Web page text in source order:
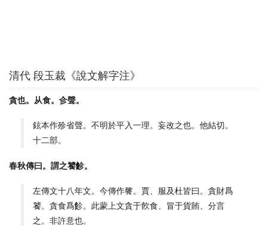
清代 段玉裁《說文解字注》
貪也。从食。㐱聲。
鉉本作殄省聲。不明於平入一理。妄改之也。他結切。
十二部。
春秋傳曰。謂之饕飻。
左傳文十八年文。今傳作餮。賈、服及杜皆曰。貪財爲
饕。貪食爲飻。此蒙上文貪于飮食、冒于貨賄、分言
之。非許意也。